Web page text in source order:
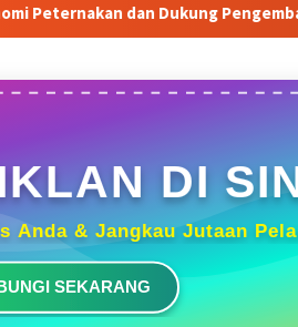
Bogor Timur
DI
Anda & Jangkau Jutaan
SEKARANG